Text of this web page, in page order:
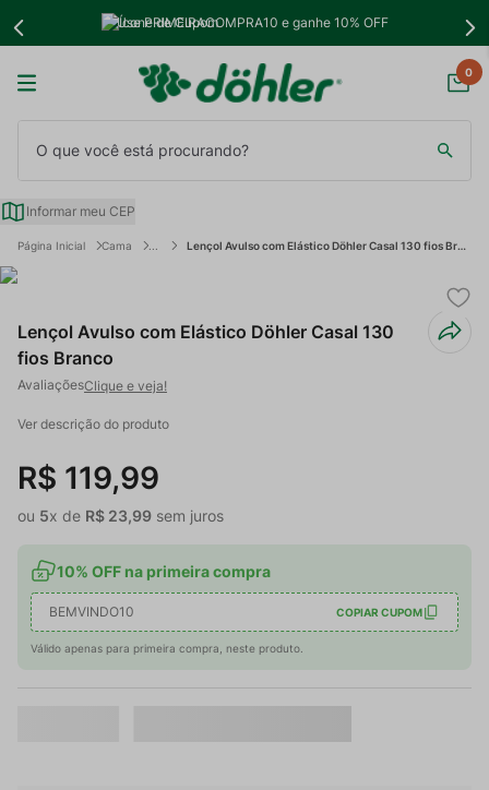
Use PRIMEIRACOMPRA10 e ganhe 10% OFF
0
Informar meu CEP
Cama Lençol Avulso com Elástico Döhler Casal 130 fios Branco
Lençol Avulso com Elástico Döhler Casal 130
fios Branco
Clique e veja!
Ver descrição do produto
R$ 119,99
ou 5x de R$ 23,99 sem juros
10% OFF na primeira compra
BEMVINDO10 COPIAR CUPOM
Válido apenas para primeira compra, neste produto.